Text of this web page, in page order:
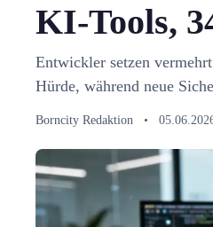
KI-Tools,
Entwickler setzen
Hürde, während neue
Borncity Redaktion •